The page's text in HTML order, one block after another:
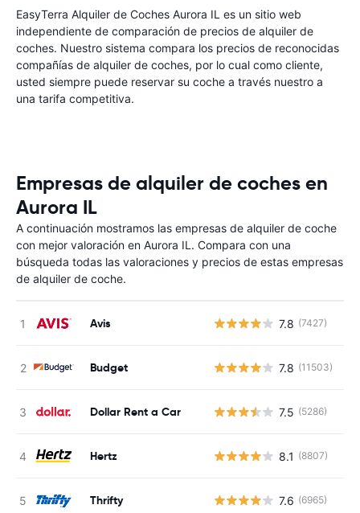
EasyTerra Alquiler de Coches Aurora IL es un sitio web
independiente de comparación de precios de alquiler de
coches. Nuestro sistema compara los precios de reconocidas
compañías de alquiler de coches, por lo cual como cliente,
usted siempre puede reservar su coche a través nuestro a
una tarifa competitiva.
Empresas de alquiler de coches en
Aurora IL
A continuación mostramos las empresas de alquiler de coche
con mejor valoración en Aurora IL. Compara con una
búsqueda todas las valoraciones y precios de estas empresas
de alquiler de coche.
Avis 7.8 (7427)
Budget 7.8 (11503)
Dollar Rent a Car 7.5 (5286)
Hertz 8.1 (8807)
Thrifty 7.6 (6965)